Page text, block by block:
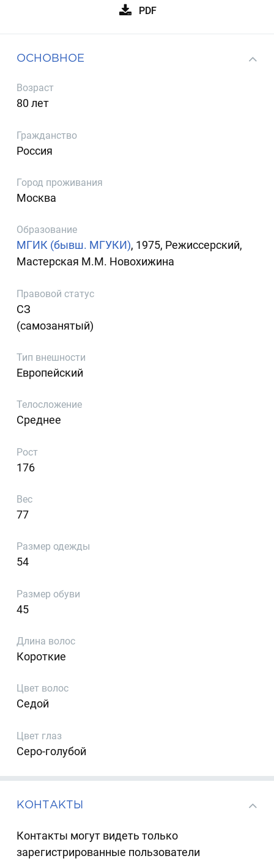
PDF
ОСНОВНОЕ
Возраст
80 лет
Гражданство
Россия
Город проживания
Москва
Образование
МГИК (бывш. МГУКИ), 1975, Режиссерский,
Мастерская М.М. Новохижина
Правовой статус
СЗ
(самозанятый)
Тип внешности
Европейский
Телосложение
Среднее
Рост
176
Вес
77
Размер одежды
54
Размер обуви
45
Длина волос
Короткие
Цвет волос
Седой
Цвет глаз
Серо-голубой
КОНТАКТЫ
Контакты могут видеть только
зарегистрированные пользователи